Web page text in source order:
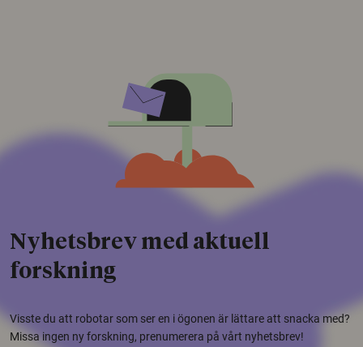
Nyhetsbrev med aktuell
forskning
Visste du att robotar som ser en i ögonen är lättare att snacka med?
Missa ingen ny forskning, prenumerera på vårt nyhetsbrev!